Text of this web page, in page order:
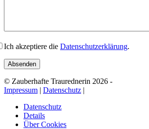
Ich akzeptiere die Datenschutzerklärung.
© Zauberhafte Traurednerin 2026 -
Impressum | Datenschutz |
Datenschutz
Details
Über Cookies